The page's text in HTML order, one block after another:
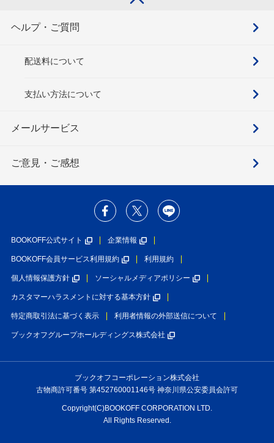
ヘルプ・ご質問
配送料について
支払い方法について
メールサービス
ご意見・ご感想
BOOKOFF公式サイト 企業情報
BOOKOFF会員サービス利用規約 利用規約
個人情報保護方針 ソーシャルメディアポリシー
カスタマーハラスメントに対する基本方針
特定商取引法に基づく表示 利用者情報の外部送信について
ブックオフグループホールディングス株式会社
ブックオフコーポレーション株式会社
古物商許可番号 第452760001146号 神奈川県公安委員会許可
Copyright(C)BOOKOFF CORPORATION LTD.
All Rights Reserved.